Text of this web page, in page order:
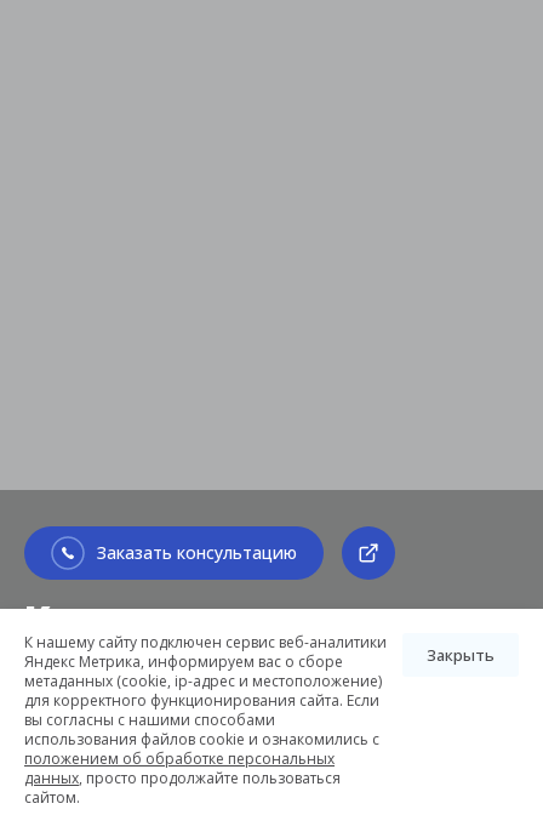
Заказать консультацию
Квартиры в жилом
комплексе 17/33
Петровский остров
К нашему сайту подключен сервис веб-аналитики
Яндекс Метрика, информируем вас о сборе
метаданных (cookie, ip-адрес и местоположение)
для корректного функционирования сайта. Если
вы согласны с нашими способами
использования файлов cookie и ознакомились с
положением об обработке персональных
данных, просто продолжайте пользоваться
сайтом.
Закрыть